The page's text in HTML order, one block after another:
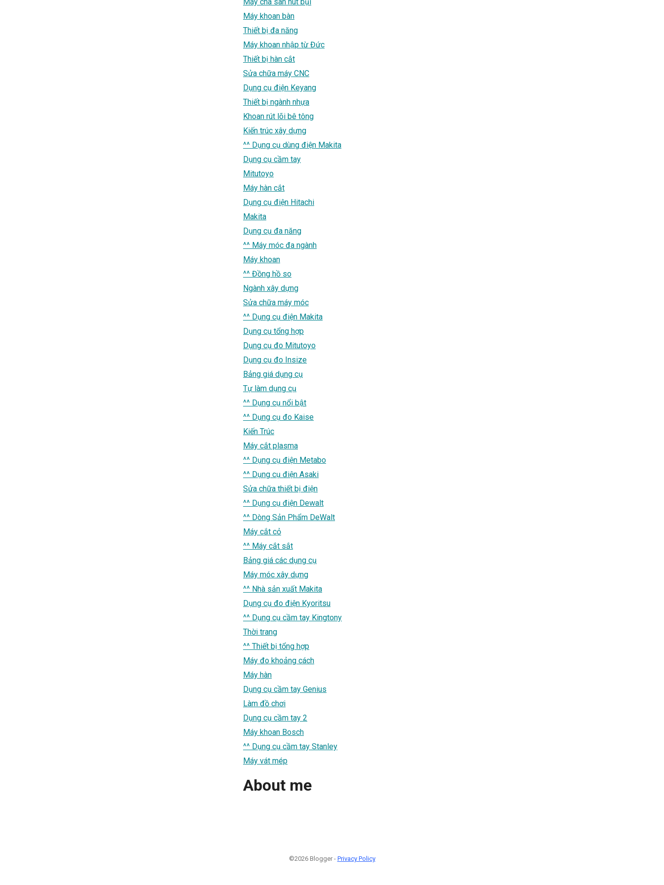
Máy khoan bàn
Thiết bị đa năng
Máy khoan nhập từ Đức
Thiết bị hàn cắt
Sửa chữa máy CNC
Dụng cụ điện Keyang
Thiết bị ngành nhựa
Khoan rút lõi bê tông
Kiến trúc xây dựng
^^ Dụng cụ dùng điện Makita
Dụng cụ cầm tay
Mitutoyo
Máy hàn cắt
Dụng cụ điện Hitachi
Makita
Dụng cụ đa năng
^^ Máy móc đa ngành
Máy khoan
^^ Đồng hồ so
Ngành xây dựng
Sửa chữa máy móc
^^ Dụng cụ điện Makita
Dụng cụ tổng hợp
Dụng cụ đo Mitutoyo
Dụng cụ đo Insize
Bảng giá dụng cụ
Tự làm dụng cụ
^^ Dụng cụ nổi bật
^^ Dụng cụ đo Kaise
Kiến Trúc
Máy cắt plasma
^^ Dụng cụ điện Metabo
^^ Dụng cụ điện Asaki
Sửa chữa thiết bị điện
^^ Dụng cụ điện Dewalt
^^ Dòng Sản Phẩm DeWalt
Máy cắt cỏ
^^ Máy cắt sắt
Bảng giá các dụng cụ
Máy móc xây dựng
^^ Nhà sản xuất Makita
Dụng cụ đo điện Kyoritsu
^^ Dụng cụ cầm tay Kingtony
Thời trang
^^ Thiết bị tổng hợp
Máy đo khoảng cách
Máy hàn
Dụng cụ cầm tay Genius
Làm đồ chơi
Dụng cụ cầm tay 2
Máy khoan Bosch
^^ Dụng cụ cầm tay Stanley
Máy vát mép
About me
©2026 Blogger - Privacy Policy